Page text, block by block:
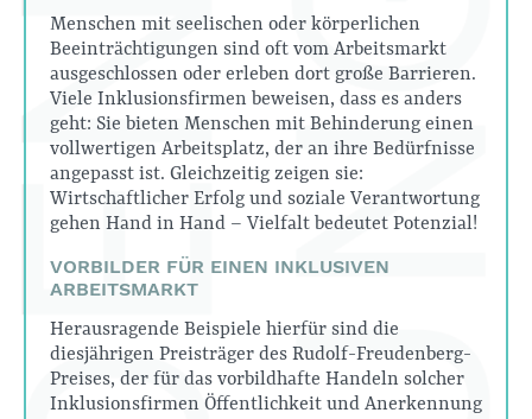
Menschen mit seelischen oder körperlichen
Beeinträchtigungen sind oft vom Arbeitsmarkt
ausgeschlossen oder erleben dort große Barrieren.
Viele Inklusionsfirmen beweisen, dass es anders
geht: Sie bieten Menschen mit Behinderung einen
vollwertigen Arbeitsplatz, der an ihre Bedürfnisse
angepasst ist. Gleichzeitig zeigen sie:
Wirtschaftlicher Erfolg und soziale Verantwortung
gehen Hand in Hand – Vielfalt bedeutet Potenzial!
VORBILDER FÜR EINEN INKLUSIVEN
ARBEITSMARKT
Herausragende Beispiele hierfür sind die
diesjährigen Preisträger des Rudolf-Freudenberg-
Preises, der für das vorbildhafte Handeln solcher
Inklusionsfirmen Öffentlichkeit und Anerkennung